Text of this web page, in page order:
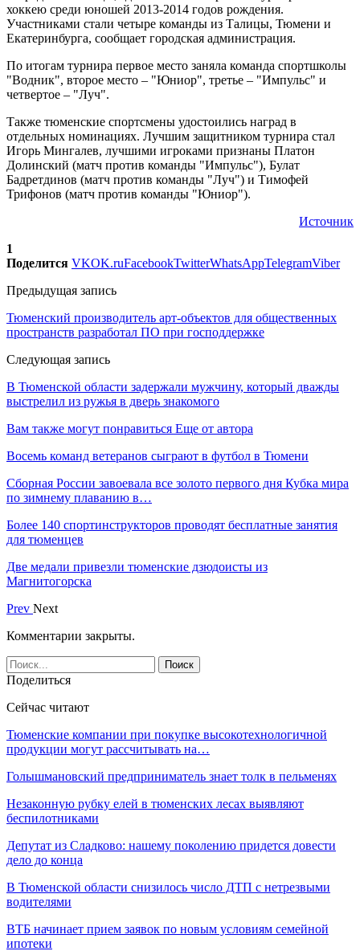
хоккею среди юношей 2013-2014 годов рождения.
Участниками стали четыре команды из Талицы, Тюмени и
Екатеринбурга, сообщает городская администрация.
По итогам турнира первое место заняла команда спортшколы
"Водник", второе место – "Юниор", третье – "Импульс" и
четвертое – "Луч".
Также тюменские спортсмены удостоились наград в
отдельных номинациях. Лучшим защитником турнира стал
Игорь Мингалев, лучшими игроками признаны Платон
Долинский (матч против команды "Импульс"), Булат
Бадретдинов (матч против команды "Луч") и Тимофей
Трифонов (матч против команды "Юниор").
Источник
1
Поделится VKOK.ruFacebookTwitterWhatsAppTelegramViber
Предыдущая запись
Тюменский производитель арт-объектов для общественных
пространств разработал ПО при господдержке
Следующая запись
В Тюменской области задержали мужчину, который дважды
выстрелил из ружья в дверь знакомого
Вам также могут понравиться Еще от автора
Восемь команд ветеранов сыграют в футбол в Тюмени
Сборная России завоевала все золото первого дня Кубка мира
по зимнему плаванию в…
Более 140 спортинструкторов проводят бесплатные занятия
для тюменцев
Две медали привезли тюменские дзюдоисты из
Магнитогорска
Prev Next
Комментарии закрыты.
Поделиться
Сейчас читают
Тюменские компании при покупке высокотехнологичной
продукции могут рассчитывать на…
Голышмановский предприниматель знает толк в пельменях
Незаконную рубку елей в тюменских лесах выявляют
беспилотниками
Депутат из Сладково: нашему поколению придется довести
дело до конца
В Тюменской области снизилось число ДТП с нетрезвыми
водителями
ВТБ начинает прием заявок по новым условиям семейной
ипотеки